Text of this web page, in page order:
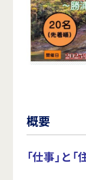
概要
「仕事」と